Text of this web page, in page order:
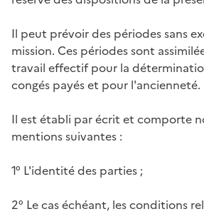
Il peut prévoir des périodes sans
mission. Ces périodes sont
travail effectif pour la
congés payés et pour l'ancienneté.
Il est établi par écrit et comporte
mentions suivantes :
1° L'identité des parties ;
2° Le cas échéant, les conditions